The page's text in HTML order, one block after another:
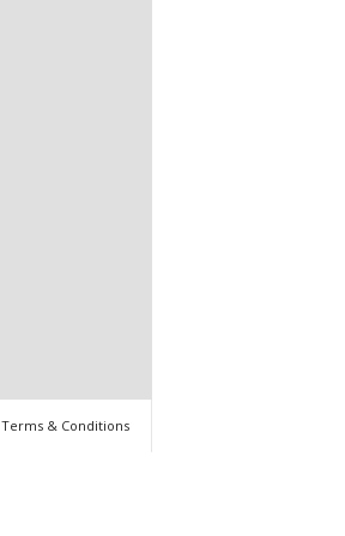
Terms & Conditions